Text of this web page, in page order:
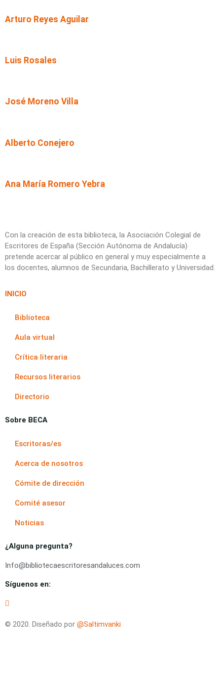
Arturo Reyes Aguilar
Luis Rosales
José Moreno Villa
Alberto Conejero
Ana María Romero Yebra
Con la creación de esta biblioteca, la Asociación Colegial de
Escritores de España (Sección Autónoma de Andalucía)
pretende acercar al público en general y muy especialmente a
los docentes, alumnos de Secundaria, Bachillerato y Universidad.
INICIO
Biblioteca
Aula virtual
Crítica literaria
Recursos literarios
Directorio
Sobre BECA
Escritoras/es
Acerca de nosotros
Cómite de dirección
Comité asesor
Noticias
¿Alguna pregunta?
Info@bibliotecaescritoresandaluces.com
Síguenos en:
© 2020. Diseñado por @Saltimvanki